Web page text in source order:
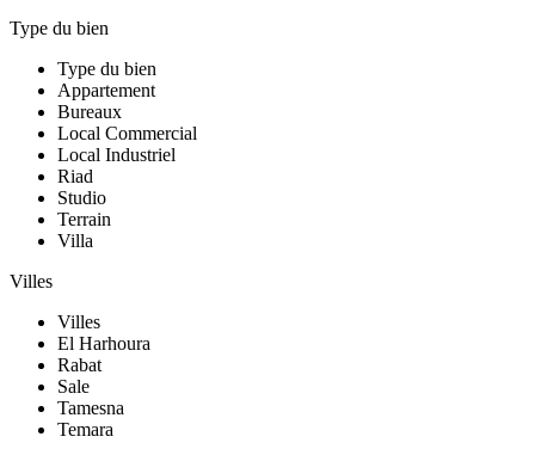
Type du bien
Type du bien
Appartement
Bureaux
Local Commercial
Local Industriel
Riad
Studio
Terrain
Villa
Villes
Villes
El Harhoura
Rabat
Sale
Tamesna
Temara